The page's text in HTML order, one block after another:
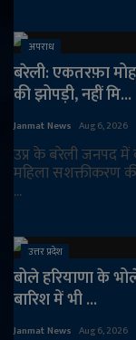
अपराध
बरेली: एकतरफ़ा
की झोपड़ी, नहीं मि...
Janmat News Aug 6, 2026
उप्र के बरेली जनपद में
महिला सशक्तीकरण
...
उत्तर प्रदेश
बोले हरियाणा के
बारिश में भी ...
Janmat News Aug 6, 2026